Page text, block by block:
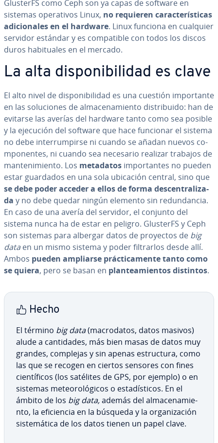
GlusterFS como Ceph son ya capas de software en
sistemas ope­ra­ti­vos Linux, no requieren ca­ra­c­te­rí­s­ti­cas
adi­cio­na­les en el hardware. Linux funciona en cualquier
servidor estándar y es co­m­pa­ti­ble con todos los discos
duros ha­bi­tua­les en el mercado.
La alta di­s­po­ni­bi­li­dad es clave
El alto nivel de di­s­po­ni­bi­li­dad es una cuestión im­po­r­ta­n­te
en las so­lu­cio­nes de al­ma­ce­na­mie­n­to di­s­tri­bui­do: han de
evitarse las averías del hardware tanto como sea posible
y la ejecución del software que hace funcionar el sistema
no debe in­te­rru­m­pi­r­se ni cuando se añadan nuevos co­
m­po­ne­n­tes, ni cuando sea necesario realizar trabajos de
ma­n­te­ni­mie­n­to. Los metadatos im­po­r­ta­n­tes no pueden
estar guardados en una sola ubicación central, sino que
se debe poder acceder a ellos de forma de­s­ce­n­tra­li­za­
da y no debe quedar ningún elemento sin re­du­n­da­n­cia.
En caso de una avería del servidor, el conjunto del
sistema nunca ha de estar en peligro. GlusterFS y Ceph
son sistemas para albergar datos de proyectos de big
dataen un mismo sistema y poder fi­l­trar­los desde allí.
Ambos pueden ampliarse prá­c­ti­ca­me­n­te tanto como
se quiera, pero se basan en pla­n­tea­mie­n­tos distintos.
Hecho
El término big data(ma­cro­da­tos, datos masivos)
alude a ca­n­ti­da­des, más bien masas de datos muy
grandes, complejas y sin apenas es­tru­c­tu­ra, como
las que se recogen en ciertos sensores con fines
cie­n­tí­fi­cos (los satélites de GPS, por ejemplo) o en
sistemas me­teo­ro­ló­gi­cos o es­ta­dí­s­ti­cos. En el
ámbito de los big data,además del al­ma­ce­na­mie­
n­to, la efi­cie­n­cia en la búsqueda y la or­ga­ni­za­ción
si­s­te­má­ti­ca de los datos tienen un papel clave.